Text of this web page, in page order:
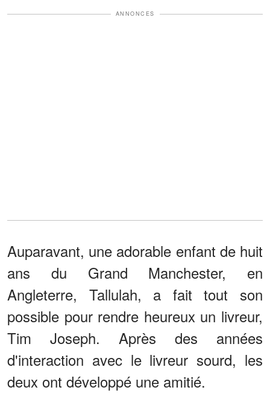
ANNONCES
Auparavant, une adorable enfant de huit
ans du Grand Manchester, en
Angleterre, Tallulah, a fait tout son
possible pour rendre heureux un livreur,
Tim Joseph. Après des années
d'interaction avec le livreur sourd, les
deux ont développé une amitié.